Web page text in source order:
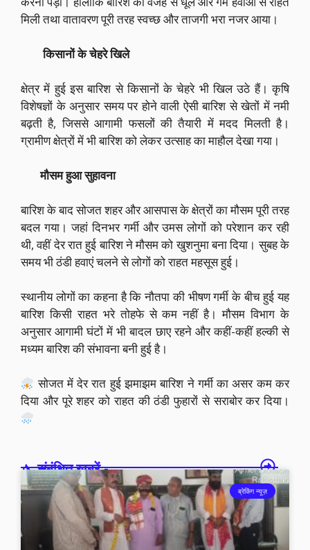
मिली तथा वातावरण पूरी तरह स्वच्छ और ताजगी भरा नजर आया।
किसानों के चेहरे खिले
क्षेत्र में हुई इस बारिश से किसानों के चेहरे भी खिल उठे हैं। कृषि
विशेषज्ञों के अनुसार समय पर होने वाली ऐसी बारिश से खेतों में नमी
बढ़ती है, जिससे आगामी फसलों की तैयारी में मदद मिलती है।
ग्रामीण क्षेत्रों में भी बारिश को लेकर उत्साह का माहौल देखा गया।
मौसम हुआ सुहावना
बारिश के बाद सोजत शहर और आसपास के क्षेत्रों का मौसम पूरी तरह
बदल गया। जहां दिनभर गर्मी और उमस लोगों को परेशान कर रही
थी, वहीं देर रात हुई बारिश ने मौसम को खुशनुमा बना दिया। सुबह के
समय भी ठंडी हवाएं चलने से लोगों को राहत महसूस हुई।
स्थानीय लोगों का कहना है कि नौतपा की भीषण गर्मी के बीच हुई यह
बारिश किसी राहत भरे तोहफे से कम नहीं है। मौसम विभाग के
अनुसार आगामी घंटों में भी बादल छाए रहने और कहीं-कहीं हल्की से
मध्यम बारिश की संभावना बनी हुई है।
सोजत में देर रात हुई झमाझम बारिश ने गर्मी का असर कम कर
दिया और पूरे शहर को राहत की ठंडी फुहारों से सराबोर कर दिया।
संबंधित खबरें -
ब्रेकिंग न्यूज़